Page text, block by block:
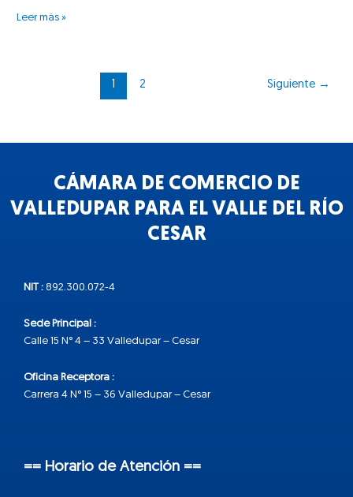
Leer más »
1 2 Siguiente →
CÁMARA DE COMERCIO DE
VALLEDUPAR PARA EL VALLE DEL RÍO
CESAR
NIT : 892.300.072-4
Sede Principal :
Calle 15 N° 4 – 33 Valledupar – Cesar
Oficina Receptora :
Carrera 4 N° 15 – 36 Valledupar – Cesar
== Horario de Atención ==